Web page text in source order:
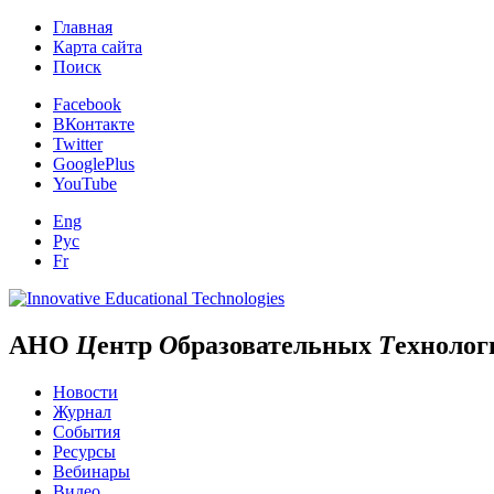
Главная
Карта сайта
Поиск
Facebook
ВКонтакте
Twitter
GooglePlus
YouTube
Eng
Рус
Fr
АНО Центр Образовательных Т
Новости
Журнал
События
Ресурсы
Вебинары